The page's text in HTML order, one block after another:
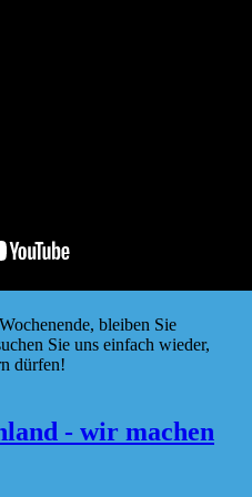
bleiben Sie
Sie uns einfach wieder,
dürfen!
- wir machen